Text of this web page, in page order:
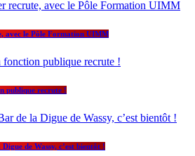
avec le Pôle Formation UIMM
publique recrute !
de Wassy, c’est bientôt !